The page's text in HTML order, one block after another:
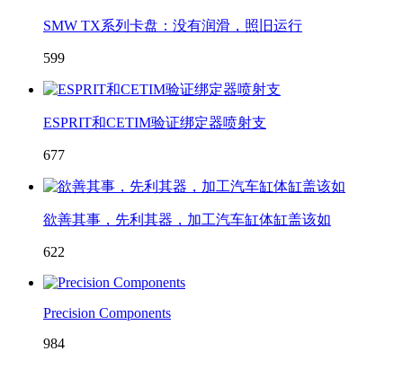
SMW TX系列卡盘：没有润滑，照旧运行
599
ESPRIT和CETIM验证绑定器喷射支
677
欲善其事，先利其器，加工汽车缸体缸盖该如
622
Precision Components
984